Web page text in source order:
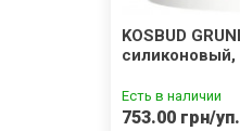
KOSBUD
силиконовый,
Есть в наличии
753.00 грн/уп.